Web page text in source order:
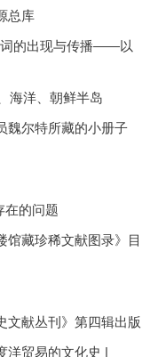
总库
词的出现与传播——以
海洋、朝鲜半岛
魏尔特所藏的小册子
在的问题
馆藏珍稀文献图录》目
文献丛刊》第四辑出版
洋贸易的文化史 |